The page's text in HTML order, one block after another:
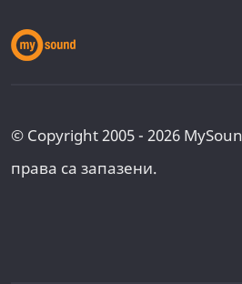
© Copyright 2005 - 2026
права са запазени.